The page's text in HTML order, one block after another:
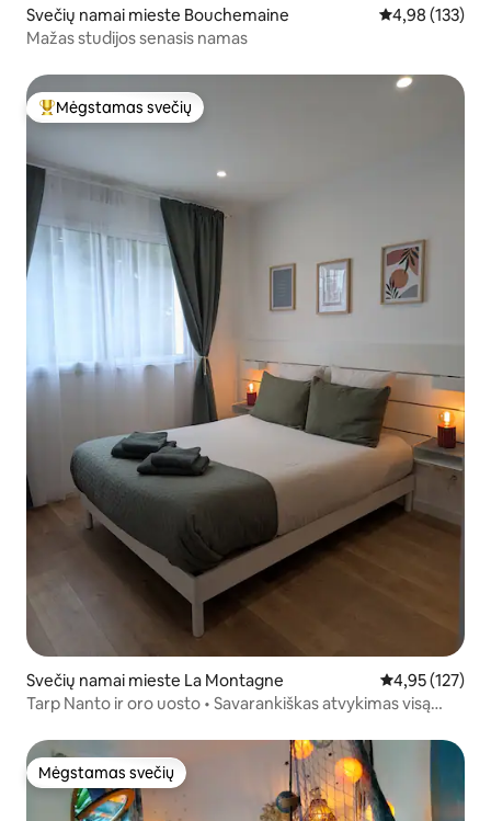
Svečių namai mieste Bouchemaine Vidutinis
4,98 (133)
Mažas studijos senasis namas
Svečių mėgstamiausias
Mėgstamas svečių
Svečių namai mieste La Montagne Vidutinis
4,95 (127)
Tarp Nanto ir oro uosto • Savarankiškas atvykimas visą
Mėgstamas svečių
Mėgstamas svečių